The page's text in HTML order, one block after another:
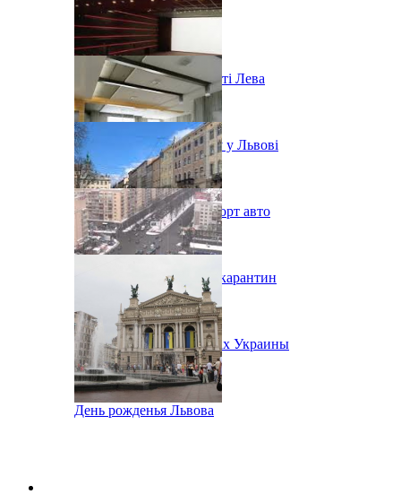
Ярмарок морозива у місті Лева
Послаблення карантину у Львові
В Украине урезали импорт авто
Во Львове ужесточают карантин
Народное Вече в городах Украины
День рожденья Львова